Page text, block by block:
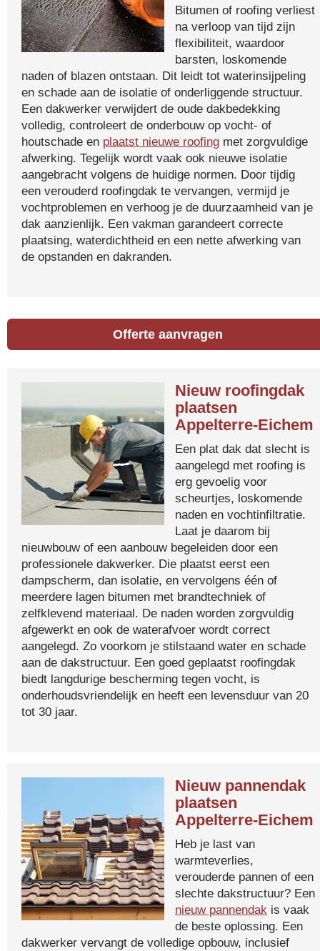
Bitumen of roofing verliest
na verloop van tijd zijn
flexibiliteit, waardoor
barsten, loskomende
naden of blazen ontstaan. Dit leidt tot waterinsijpeling
en schade aan de isolatie of onderliggende structuur.
Een dakwerker verwijdert de oude dakbedekking
volledig, controleert de onderbouw op vocht- of
houtschade en plaatst nieuwe roofing met zorgvuldige
afwerking. Tegelijk wordt vaak ook nieuwe isolatie
aangebracht volgens de huidige normen. Door tijdig
een verouderd roofingdak te vervangen, vermijd je
vochtproblemen en verhoog je de duurzaamheid van je
dak aanzienlijk. Een vakman garandeert correcte
plaatsing, waterdichtheid en een nette afwerking van
de opstanden en dakranden.
Offerte aanvragen
Nieuw roofingdak
plaatsen
Appelterre-Eichem
Een plat dak dat slecht is
aangelegd met roofing is
erg gevoelig voor
scheurtjes, loskomende
naden en vochtinfiltratie.
Laat je daarom bij
nieuwbouw of een aanbouw begeleiden door een
professionele dakwerker. Die plaatst eerst een
dampscherm, dan isolatie, en vervolgens één of
meerdere lagen bitumen met brandtechniek of
zelfklevend materiaal. De naden worden zorgvuldig
afgewerkt en ook de waterafvoer wordt correct
aangelegd. Zo voorkom je stilstaand water en schade
aan de dakstructuur. Een goed geplaatst roofingdak
biedt langdurige bescherming tegen vocht, is
onderhoudsvriendelijk en heeft een levensduur van 20
tot 30 jaar.
Nieuw pannendak
plaatsen
Appelterre-Eichem
Heb je last van
warmteverlies,
verouderde pannen of een
slechte dakstructuur? Een
nieuw pannendak is vaak
de beste oplossing. Een
dakwerker vervangt de volledige opbouw, inclusief